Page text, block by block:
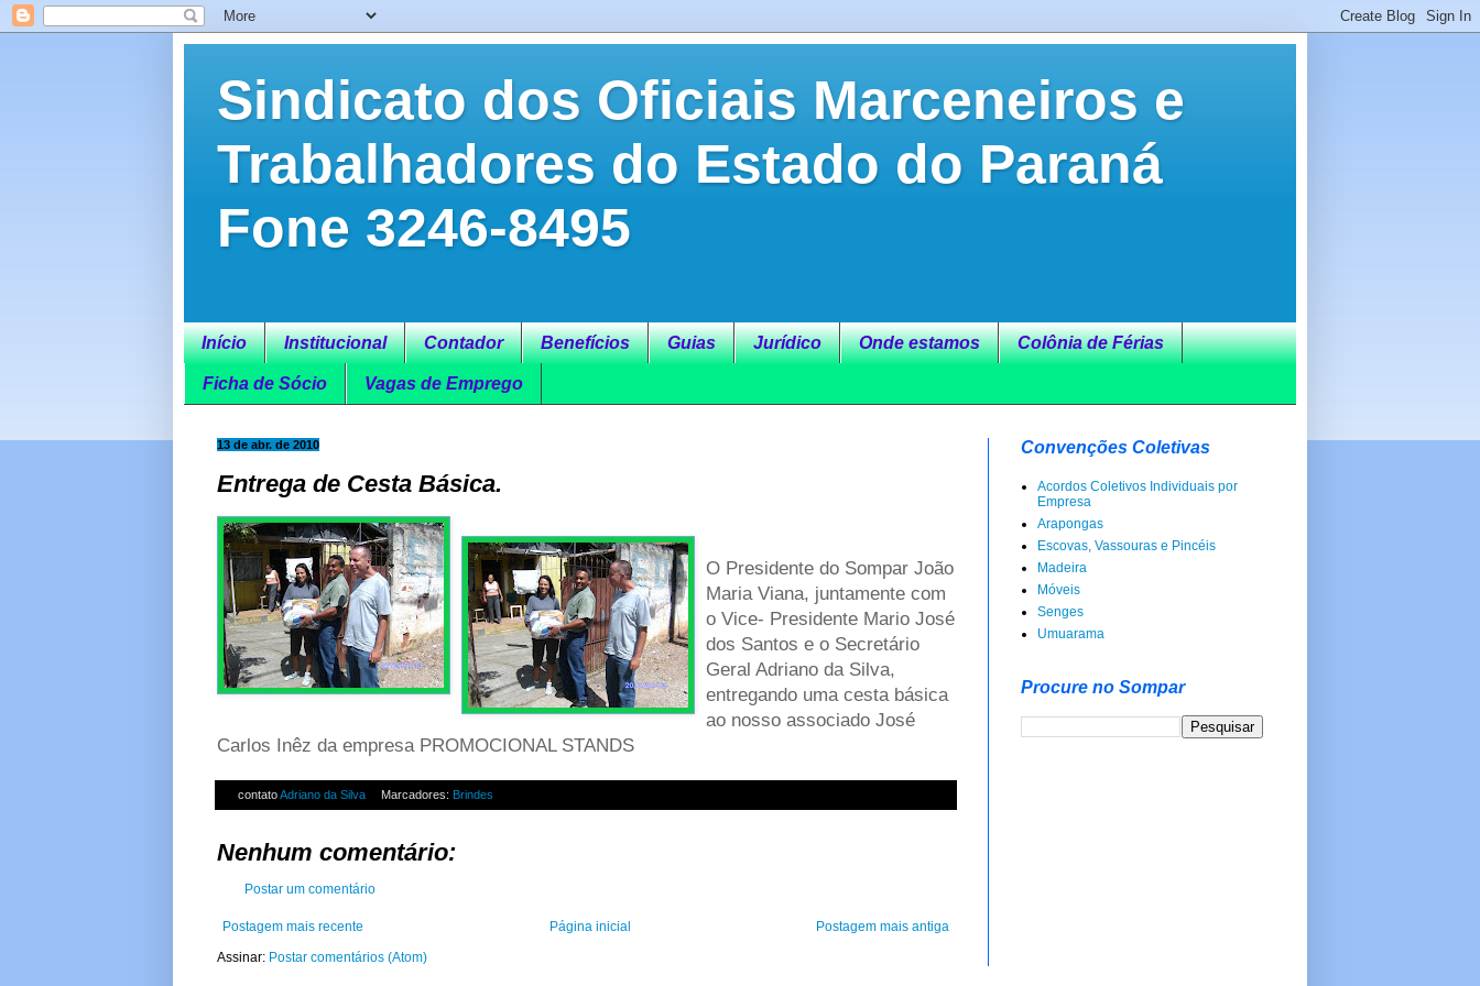
Sindicato dos Oficiais Marceneiros e
Trabalhadores do Estado do Paraná
Fone 3246-8495
Início Institucional Contador Benefícios Guias Jurídico Onde estamos Colônia de Férias
Ficha de Sócio Vagas de Emprego
13 de abr. de 2010
Entrega de Cesta Básica.
O Presidente do Sompar João
Maria Viana, juntamente com
o Vice- Presidente Mario José
dos Santos e o Secretário
Geral Adriano da Silva,
entregando uma cesta básica
ao nosso associado José
Carlos Inêz da empresa PROMOCIONAL STANDS
contatoAdriano da Silva Marcadores: Brindes
Nenhum comentário:
Postar um comentário
Postagem mais recente Postagem mais antiga
Página inicial
Assinar: Postar comentários (Atom)
Convenções Coletivas
Acordos Coletivos Individuais por
Empresa
Arapongas
Escovas, Vassouras e Pincéis
Madeira
Móveis
Senges
Umuarama
Procure no Sompar